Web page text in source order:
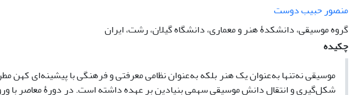
منصور حبیب دوست
گروه موسیقی، دانشکدۀ هنر و معماری، دانشگاه گیلان، رشت، ایران
چکیده
موسیقی نه‌تنها به‌عنوان یک هنر بلکه به‌عنوان نظامی معرفتی و فرهنگی با پیشینه‌ای کهن
شکل‌گیری و انتقال دانش موسیقی سهمی بنیادین بر عهده داشته است. در دورۀ معاصر با